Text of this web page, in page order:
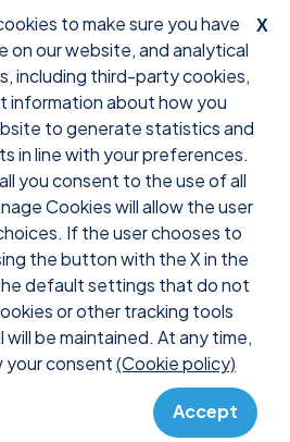
X
to make sure you have
on our website, and analytical
including third-party cookies,
information about how you
to generate statistics and
in line with your preferences.
you consent to the use of all
Cookies will allow the user
If the user chooses to
the button with the X in the
default settings that do not
or other tracking tools
be maintained. At any time,
your consent(Cookie policy)
Accept
die Lizenz von
einerSupremo-Lizenz
ab dem
und für die
Monate für
verwenden und